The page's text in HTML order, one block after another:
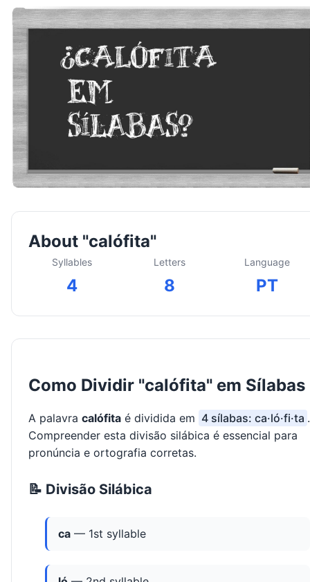
About "calófita"
Syllables
4
Letters
8
Language
PT
Como Dividir "calófita" em Sílabas
A palavra calófita é dividida em 4 sílabas: ca·ló·fi·ta .
Compreender esta divisão silábica é essencial para
pronúncia e ortografia corretas.
📝 Divisão Silábica
ca — 1st syllable